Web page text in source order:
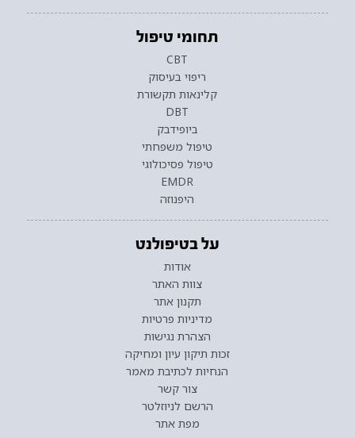
תחומי טיפול
CBT
ריפוי בעיסוק
קלינאות תקשורת
DBT
ביופידבק
טיפול משפחתי
טיפול פסיכולוגי
EMDR
היפנוזה
על בטיפולנט
אודות
צוות האתר
תקנון אתר
מדיניות פרטיות
הצהרת נגישות
זכות תיקון עיון ומחיקה
הנחיות לכתיבת מאמר
צור קשר
הרשם לניוזלטר
מפת אתר